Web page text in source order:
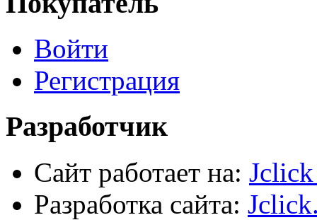
Хозтовары
Электрика, осветительное оборудование
Пена и герметики
Автомобильный инструмент
Сварочное оборудование
Силовое оборудование
Войти
Регистрация
Разработчик
Сайт работает на:
Разработка сайта: